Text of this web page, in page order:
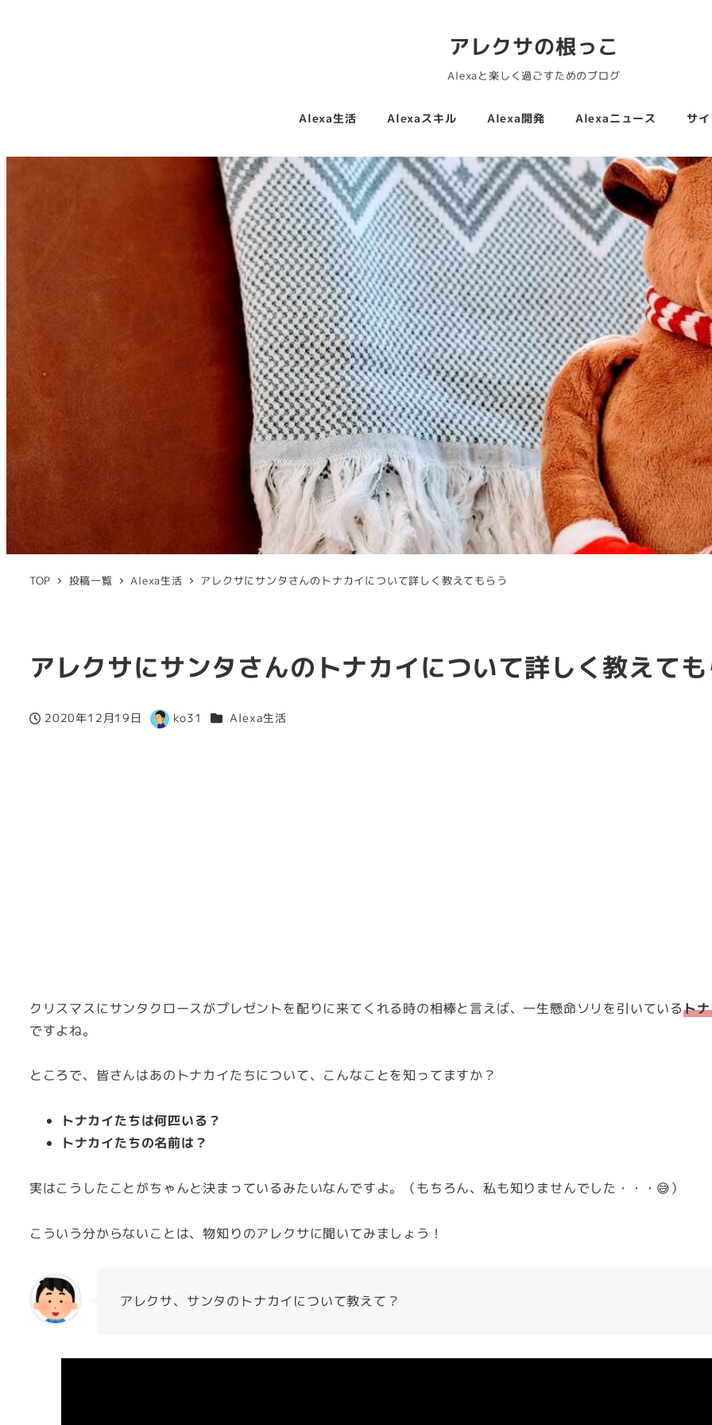
アレクサの根っこ
Alexaと楽しく過ごすためのブログ
Alexa生活 Alexaスキル Alexa開発 Alexaニュース サ
TOP 投稿一覧 Alexa生活 アレクサにサンタさんのトナカイについて詳しく教えてもらう
アレクサにサンタさんのトナカイについて詳しく教えて
投稿日
2020年12月19日
著
ko31 カテゴリー
Alexa生活
クリスマスにサンタクロースがプレゼントを配りに来てくれる時の相棒と言えば、一生懸命ソリを引いているト
ですよね。
ところで、皆さんはあのトナカイたちについて、こんなことを知ってますか？
トナカイたちは何匹いる？
トナカイたちの名前は？
実はこうしたことがちゃんと決まっているみたいなんですよ。（もちろん、私も知りませんでした・・・😅）
こういう分からないことは、物知りのアレクサに聞いてみましょう！
アレクサ、サンタのトナカイについて教えて？